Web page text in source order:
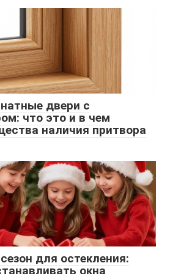
двери с
что это и в чем
наличия притвора
для остекления:
окна